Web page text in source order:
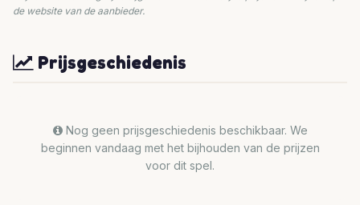
de website van de aanbieder.
Prijsgeschiedenis
Nog geen prijsgeschiedenis beschikbaar. We
beginnen vandaag met het bijhouden van de prijzen
voor dit spel.